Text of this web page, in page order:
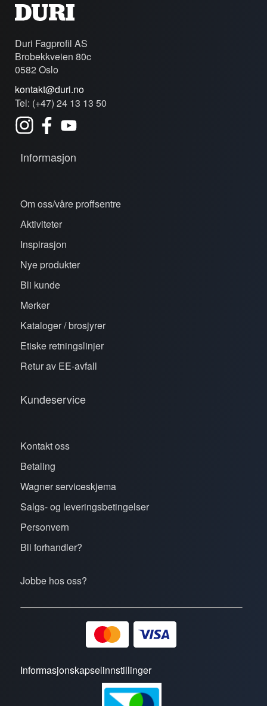
Duri Fagprofil AS
Brobekkveien 80c
0582 Oslo
kontakt@duri.no
Tel: (+47) 24 13 13 50
Informasjon
Om oss/våre proffsentre
Aktiviteter
Inspirasjon
Nye produkter
Bli kunde
Merker
Kataloger / brosjyrer
Etiske retningslinjer
Retur av EE-avfall
Kundeservice
Kontakt oss
Betaling
Wagner serviceskjema
Salgs- og leveringsbetingelser
Personvern
Bli forhandler?
Jobbe hos oss?
Informasjonskapselinnstillinger